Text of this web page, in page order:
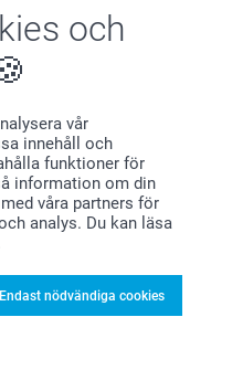
och
vår
innehåll och
funktioner för
information om din
våra partners för
analys. Du kan läsa
Endast nödvändiga cookies
dina köp